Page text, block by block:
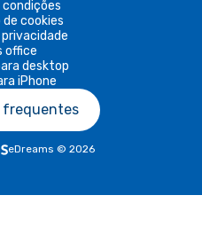
condições
cookies
office
desktop
iPhone
frequentes
eDreams © 2026